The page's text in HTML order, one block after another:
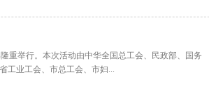
重举行。本次活动由中华全国总工会、民政部、国务
工业工会、市总工会、市妇...